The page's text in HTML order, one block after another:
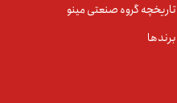
تاریخچه گروه صنعتی مینو
برندها